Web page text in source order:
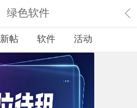
绿色软件
新帖 软件 活动